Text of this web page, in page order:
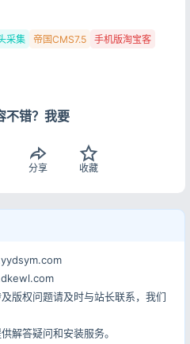
采集 帝国CMS7.5
手机版淘宝客
不错？我要
分享 收藏
版权问题请及时与站长联系，我们
解答疑问和安装服务。